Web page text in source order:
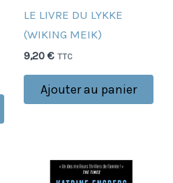
LE LIVRE DU LYKKE
(WIKING MEIK)
9,20 € TTC
Ajouter au panier